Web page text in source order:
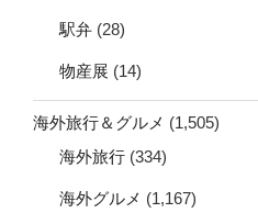
駅弁 (28)
物産展 (14)
海外旅行＆グルメ (1,505)
海外旅行 (334)
海外グルメ (1,167)